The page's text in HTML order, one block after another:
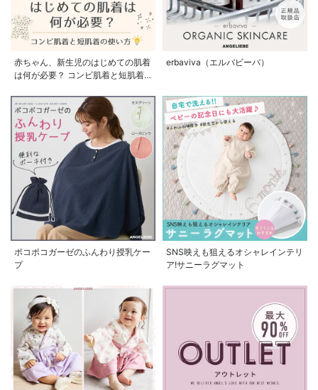
赤ちゃん、新生児のはじめての肌着
は何が必要？ コンビ肌着と短肌着
erbaviva（エルバビーバ）
ポコポコガーゼのふんわり授乳ケー
プ
SNS映えも狙えるオシャレインテリ
ア!サニーラグマット